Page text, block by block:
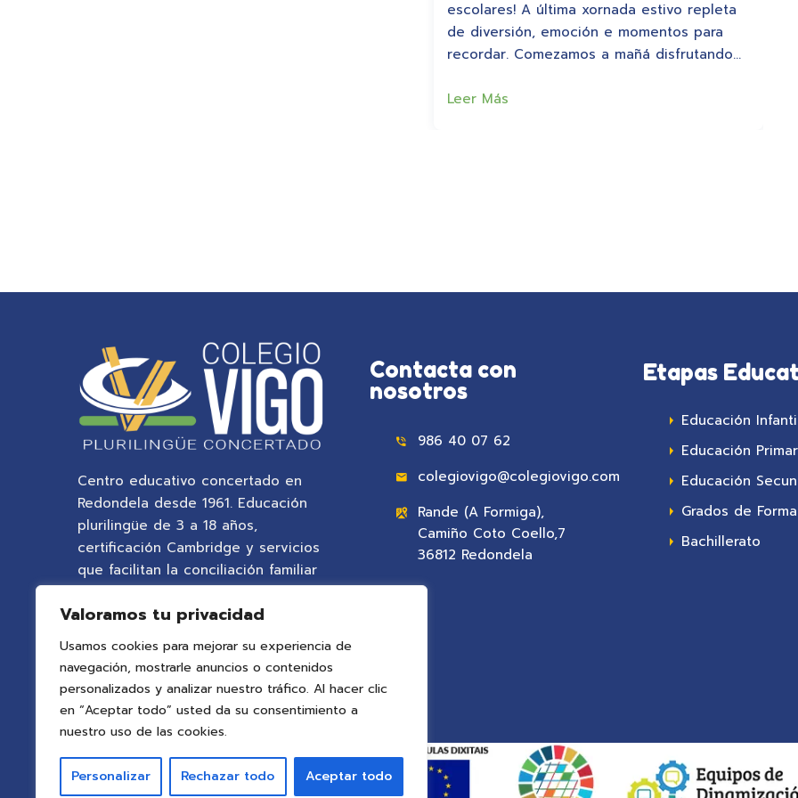
Valoramos tu privacidad
Usamos cookies para mejorar su experiencia de
navegación, mostrarle anuncios o contenidos
personalizados y analizar nuestro tráfico. Al hacer clic
en “Aceptar todo” usted da su consentimiento a
nuestro uso de las cookies.
Personalizar Rechazar todo Aceptar todo
escolares! A última xornada estivo repleta
de diversión, emoción e momentos para
recordar. Comezamos a mañá disfrutando…
Leer Más
Centro educativo concertado en
Redondela desde 1961. Educación
plurilingüe de 3 a 18 años,
certificación Cambridge y servicios
que facilitan la conciliación familiar
Contacta con
nosotros
986 40 07 62
colegiovigo@colegiovigo.com
Rande (A Formiga),
Camiño Coto Coello,7
36812 Redondela
Etapas
Educación
Educación
Educación
Grados de
Bachillerato